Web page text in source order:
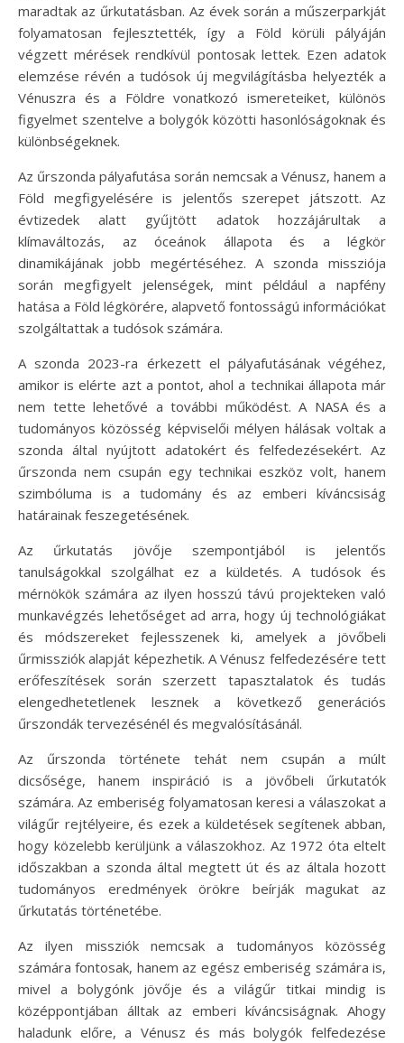
maradtak az űrkutatásban. Az évek során a műszerparkját
folyamatosan fejlesztették, így a Föld körüli pályáján
végzett mérések rendkívül pontosak lettek. Ezen adatok
elemzése révén a tudósok új megvilágításba helyezték a
Vénuszra és a Földre vonatkozó ismereteiket, különös
figyelmet szentelve a bolygók közötti hasonlóságoknak és
különbségeknek.
Az űrszonda pályafutása során nemcsak a Vénusz, hanem a
Föld megfigyelésére is jelentős szerepet játszott. Az
évtizedek alatt gyűjtött adatok hozzájárultak a
klímaváltozás, az óceánok állapota és a légkör
dinamikájának jobb megértéséhez. A szonda missziója
során megfigyelt jelenségek, mint például a napfény
hatása a Föld légkörére, alapvető fontosságú információkat
szolgáltattak a tudósok számára.
A szonda 2023-ra érkezett el pályafutásának végéhez,
amikor is elérte azt a pontot, ahol a technikai állapota már
nem tette lehetővé a további működést. A NASA és a
tudományos közösség képviselői mélyen hálásak voltak a
szonda által nyújtott adatokért és felfedezésekért. Az
űrszonda nem csupán egy technikai eszköz volt, hanem
szimbóluma is a tudomány és az emberi kíváncsiság
határainak feszegetésének.
Az űrkutatás jövője szempontjából is jelentős
tanulságokkal szolgálhat ez a küldetés. A tudósok és
mérnökök számára az ilyen hosszú távú projekteken való
munkavégzés lehetőséget ad arra, hogy új technológiákat
és módszereket fejlesszenek ki, amelyek a jövőbeli
űrmissziók alapját képezhetik. A Vénusz felfedezésére tett
erőfeszítések során szerzett tapasztalatok és tudás
elengedhetetlenek lesznek a következő generációs
űrszondák tervezésénél és megvalósításánál.
Az űrszonda története tehát nem csupán a múlt
dicsősége, hanem inspiráció is a jövőbeli űrkutatók
számára. Az emberiség folyamatosan keresi a válaszokat a
világűr rejtélyeire, és ezek a küldetések segítenek abban,
hogy közelebb kerüljünk a válaszokhoz. Az 1972 óta eltelt
időszakban a szonda által megtett út és az általa hozott
tudományos eredmények örökre beírják magukat az
űrkutatás történetébe.
Az ilyen missziók nemcsak a tudományos közösség
számára fontosak, hanem az egész emberiség számára is,
mivel a bolygónk jövője és a világűr titkai mindig is
középpontjában álltak az emberi kíváncsiságnak. Ahogy
haladunk előre, a Vénusz és más bolygók felfedezése